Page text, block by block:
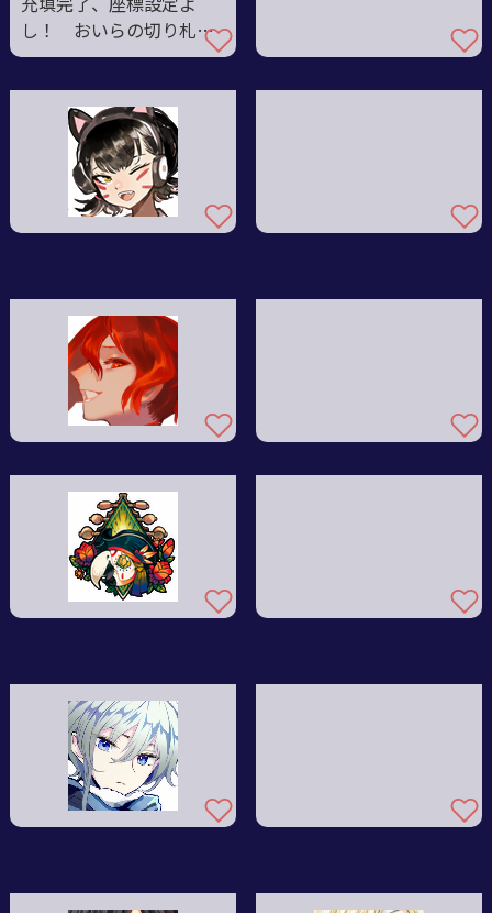
充填完了、座標設定よ
し！ おいらの切り札を
食らえ！